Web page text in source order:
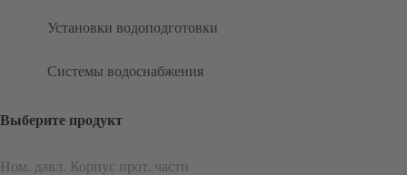
Установки водоподготовки
Системы водоснабжения
Выберите продукт
Ном. давл. Корпус прот. части